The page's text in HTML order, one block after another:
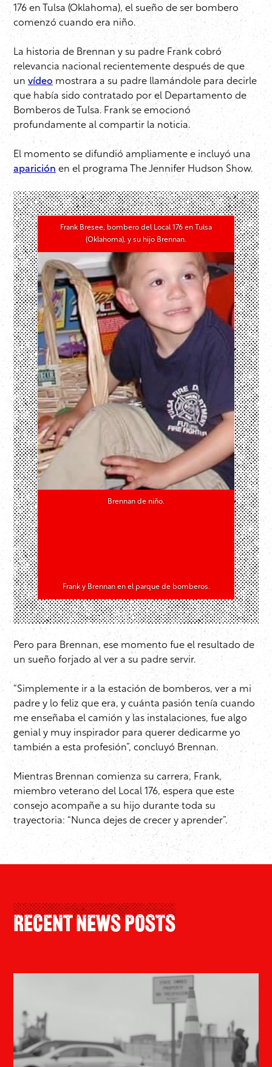
176 en Tulsa (Oklahoma), el sueño de ser bombero
comenzó cuando era niño.
La historia de Brennan y su padre Frank cobró
relevancia nacional recientemente después de que
un vídeo mostrara a su padre llamándole para decirle
que había sido contratado por el Departamento de
Bomberos de Tulsa. Frank se emocionó
profundamente al compartir la noticia.
El momento se difundió ampliamente e incluyó una
aparición en el programa The Jennifer Hudson Show.
Frank Bresee, bombero del Local 176 en Tulsa
(Oklahoma), y su hijo Brennan.
Brennan de niño.
Frank y Brennan en el parque de bomberos.
Pero para Brennan, ese momento fue el resultado de
un sueño forjado al ver a su padre servir.
“Simplemente ir a la estación de bomberos, ver a mi
padre y lo feliz que era, y cuánta pasión tenía cuando
me enseñaba el camión y las instalaciones, fue algo
genial y muy inspirador para querer dedicarme yo
también a esta profesión”, concluyó Brennan.
Mientras Brennan comienza su carrera, Frank,
miembro veterano del Local 176, espera que este
consejo acompañe a su hijo durante toda su
trayectoria: “Nunca dejes de crecer y aprender”.
Recent News Posts